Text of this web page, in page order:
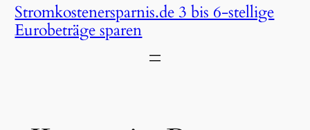
Stromkostenersparnis.de 3 bis 6-stellige
Eurobeträge sparen